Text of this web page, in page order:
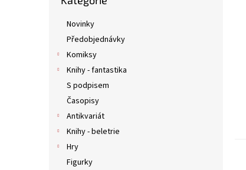
Novinky
Předobjednávky
Komiksy
Knihy - fantastika
S podpisem
Časopisy
Antikvariát
Knihy - beletrie
Hry
Figurky